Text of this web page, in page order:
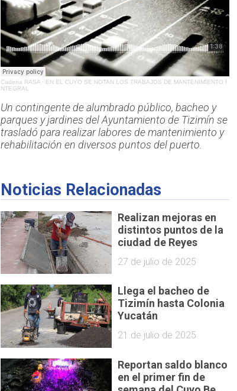
Cadena RASA· EN EL CUYO SE NOTAN LOS TRABAJOS DE MANTENIMIENTO I
NTEGRAL
Un contingente de alumbrado público, bacheo y
parques y jardines del Ayuntamiento de Tizimín se
trasladó para realizar labores de mantenimiento y
rehabilitación en diversos puntos del puerto.
Noticias Relacionadas
Realizan mejoras en
distintos puntos de la
ciudad de Reyes
27 de julio de 2025
Llega el bacheo de
Tizimín hasta Colonia
Yucatán
21 de julio de 2025
Reportan saldo blanco
en el primer fin de